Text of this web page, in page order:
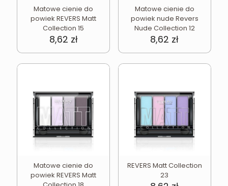
Matowe cienie do
powiek REVERS Matt
Collection 15
8,62 zł
Matowe cienie do
powiek nude Revers
Nude Collection 12
8,62 zł
Matowe cienie do
powiek REVERS Matt
REVERS Matt Collection
23